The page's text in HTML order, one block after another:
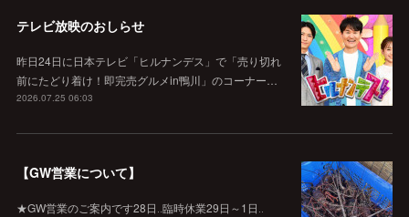
テレビ放映のおしらせ
昨日24日に日本テレビ「ヒルナンデス」で「売り切れ
前にたどり着け！即完売グルメin鴨川」のコーナー…
2026.07.25 06:03
【GW営業について】
★GW営業のご案内です28日‥臨時休業29日～1日‥